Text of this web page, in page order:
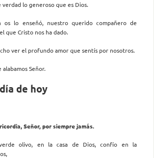
lo generoso que es Dios.
os lo enseñó, nuestro querido compañero de
que Cristo nos ha dado.
ver el profundo amor que sentís por nosotros.
alabamos Señor.
de hoy
Señor, por siempre jamás.
olivo, en la casa de Dios, confío en la